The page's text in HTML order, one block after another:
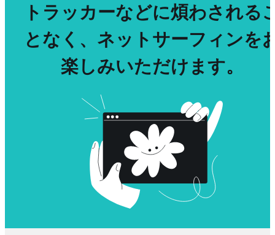
トラッカーなどに煩わされる
となく、ネットサーフィンを
楽しみいただけます。